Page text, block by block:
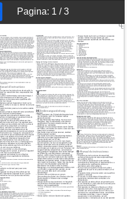
Pagina: 1 /3